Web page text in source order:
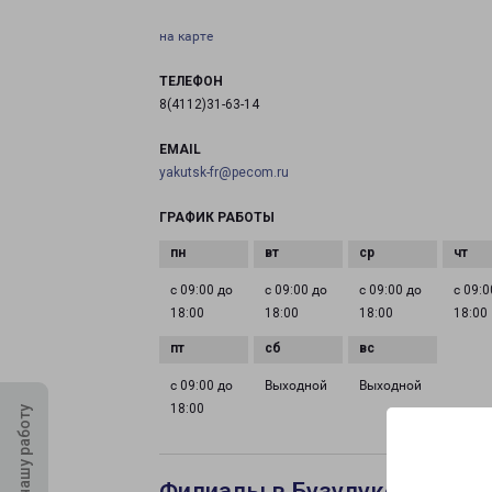
на карте
ТЕЛЕФОН
8(4112)31-63-14
EMAIL
yakutsk-fr@pecom.ru
ГРАФИК РАБОТЫ
с 09:00 до
18:00
с 09:00 до
18:00
с 09:00 до
18:00
с
18:00
с 09:00 до
18:00
Выходной Выходной